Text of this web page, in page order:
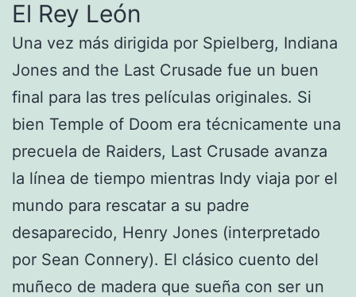
El Rey León
Una vez más dirigida por Spielberg, Indiana
Jones and the Last Crusade fue un buen
final para las tres películas originales. Si
bien Temple of Doom era técnicamente una
precuela de Raiders, Last Crusade avanza
la línea de tiempo mientras Indy viaja por el
mundo para rescatar a su padre
desaparecido, Henry Jones (interpretado
por Sean Connery). El clásico cuento del
muñeco de madera que sueña con ser un